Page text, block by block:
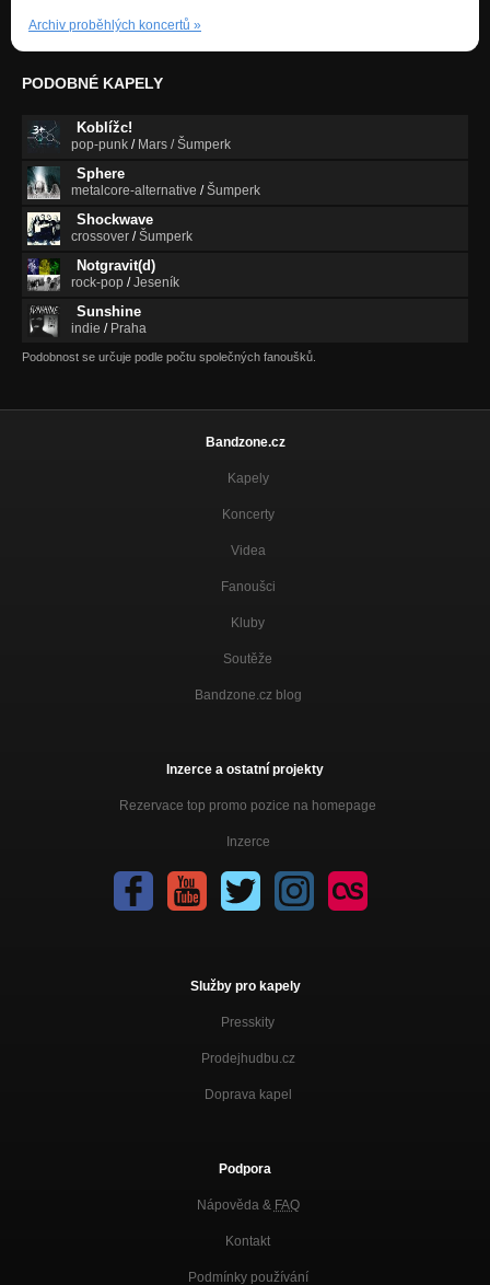
Archiv proběhlých koncertů »
PODOBNÉ KAPELY
Koblížc!
pop-punk / Mars / Šumperk
Sphere
metalcore-alternative /Šumperk
Shockwave
crossover /Šumperk
Notgravit(d)
rock-pop /Jeseník
Sunshine
indie / Praha
Podobnost se určuje podle počtu společných fanoušků.
Bandzone.cz
Kapely
Koncerty
Videa
Fanoušci
Kluby
Soutěže
Bandzone.cz blog
Inzerce a ostatní projekty
Rezervace top promo pozice na homepage
Inzerce
Služby pro kapely
Presskity
Prodejhudbu.cz
Doprava kapel
Podpora
Nápověda & FAQ
Kontakt
Podmínky používání